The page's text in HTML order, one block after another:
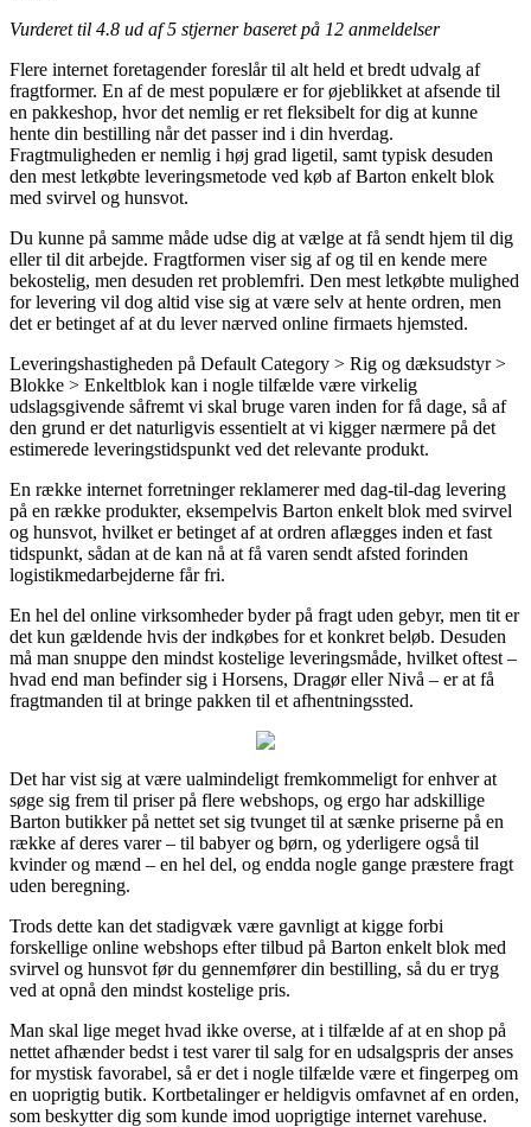
Vurderet til 4.8 ud af 5 stjerner baseret på 12 anmeldelser
Flere internet foretagender foreslår til alt held et bredt udvalg af
fragtformer. En af de mest populære er for øjeblikket at afsende til
en pakkeshop, hvor det nemlig er ret fleksibelt for dig at kunne
hente din bestilling når det passer ind i din hverdag.
Fragtmuligheden er nemlig i høj grad ligetil, samt typisk desuden
den mest letkøbte leveringsmetode ved køb af Barton enkelt blok
med svirvel og hunsvot.
Du kunne på samme måde udse dig at vælge at få sendt hjem til dig
eller til dit arbejde. Fragtformen viser sig af og til en kende mere
bekostelig, men desuden ret problemfri. Den mest letkøbte mulighed
for levering vil dog altid vise sig at være selv at hente ordren, men
det er betinget af at du lever nærved online firmaets hjemsted.
Leveringshastigheden på Default Category > Rig og dæksudstyr >
Blokke > Enkeltblok kan i nogle tilfælde være virkelig
udslagsgivende såfremt vi skal bruge varen inden for få dage, så af
den grund er det naturligvis essentielt at vi kigger nærmere på det
estimerede leveringstidspunkt ved det relevante produkt.
En række internet forretninger reklamerer med dag-til-dag levering
på en række produkter, eksempelvis Barton enkelt blok med svirvel
og hunsvot, hvilket er betinget af at ordren aflægges inden et fast
tidspunkt, sådan at de kan nå at få varen sendt afsted forinden
logistikmedarbejderne får fri.
En hel del online virksomheder byder på fragt uden gebyr, men tit er
det kun gældende hvis der indkøbes for et konkret beløb. Desuden
må man snuppe den mindst kostelige leveringsmåde, hvilket oftest –
hvad end man befinder sig i Horsens, Dragør eller Nivå – er at få
fragtmanden til at bringe pakken til et afhentningssted.
Det har vist sig at være ualmindeligt fremkommeligt for enhver at
søge sig frem til priser på flere webshops, og ergo har adskillige
Barton butikker på nettet set sig tvunget til at sænke priserne på en
række af deres varer – til babyer og børn, og yderligere også til
kvinder og mænd – en hel del, og endda nogle gange præstere fragt
uden beregning.
Trods dette kan det stadigvæk være gavnligt at kigge forbi
forskellige online webshops efter tilbud på Barton enkelt blok med
svirvel og hunsvot før du gennemfører din bestilling, så du er tryg
ved at opnå den mindst kostelige pris.
Man skal lige meget hvad ikke overse, at i tilfælde af at en shop på
nettet afhænder bedst i test varer til salg for en udsalgspris der anses
for mystisk favorabel, så er det i nogle tilfælde være et fingerpeg om
en uoprigtig butik. Kortbetalinger er heldigvis omfavnet af en orden,
som beskytter dig som kunde imod uoprigtige internet varehuse.